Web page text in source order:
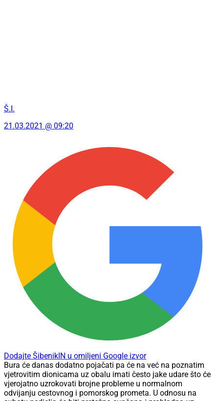
Š.I.
21.03.2021 @ 09:20
Dodajte ŠibenikIN u omiljeni Google izvor
Bura će danas dodatno pojačati pa će na već na poznatim
vjetrovitim dionicama uz obalu imati često jake udare što će
vjerojatno uzrokovati brojne probleme u normalnom
odvijanju cestovnog i pomorskog prometa. U odnosu na